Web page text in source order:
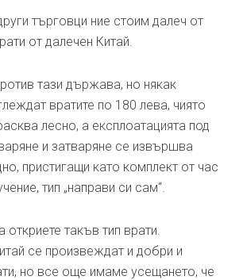
търговци ние стоим далеч от
от далечен Китай.
тази държава, но някак
вратите по 180 лева, чиято
лесно, а експлоатацията под
и затваряне се извършва
пристигащи като комплект от час
тип „направи си сам“.
такъв тип врати.
се произвеждат и добри и
но все още имаме усещането, че